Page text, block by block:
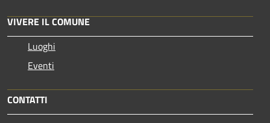
VIVERE IL COMUNE
Luoghi
Eventi
CONTATTI